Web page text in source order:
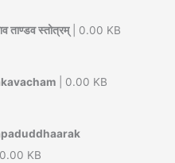
स्तोत्रम्| 0.00 KB
| 0.00 KB
0.00 KB